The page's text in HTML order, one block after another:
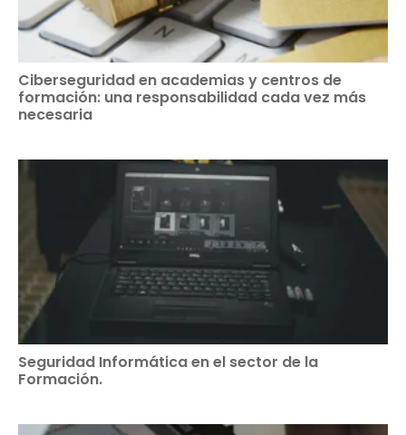
Ciberseguridad en academias y centros de
formación: una responsabilidad cada vez más
necesaria
Seguridad Informática en el sector de la
Formación.